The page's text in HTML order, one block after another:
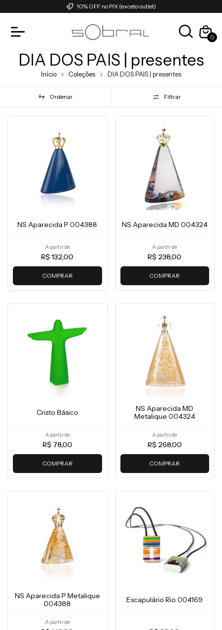
10% OFF no PIX (exceto outlet)
0
DIA DOS PAIS | presentes
Início Coleções DIA DOS PAIS | presentes
Ordenar Filtrar
NS Aparecida P 004388
A partir de
R$ 132,00
COMPRAR
NS Aparecida MD 004324
A partir de
R$ 238,00
COMPRAR
Cristo Básico
A partir de
R$ 78,00
COMPRAR
NS Aparecida MD
Metalique 004324
A partir de
R$ 268,00
COMPRAR
NS Aparecida P Metalique
004388
A partir de
Escapulário Rio 004169